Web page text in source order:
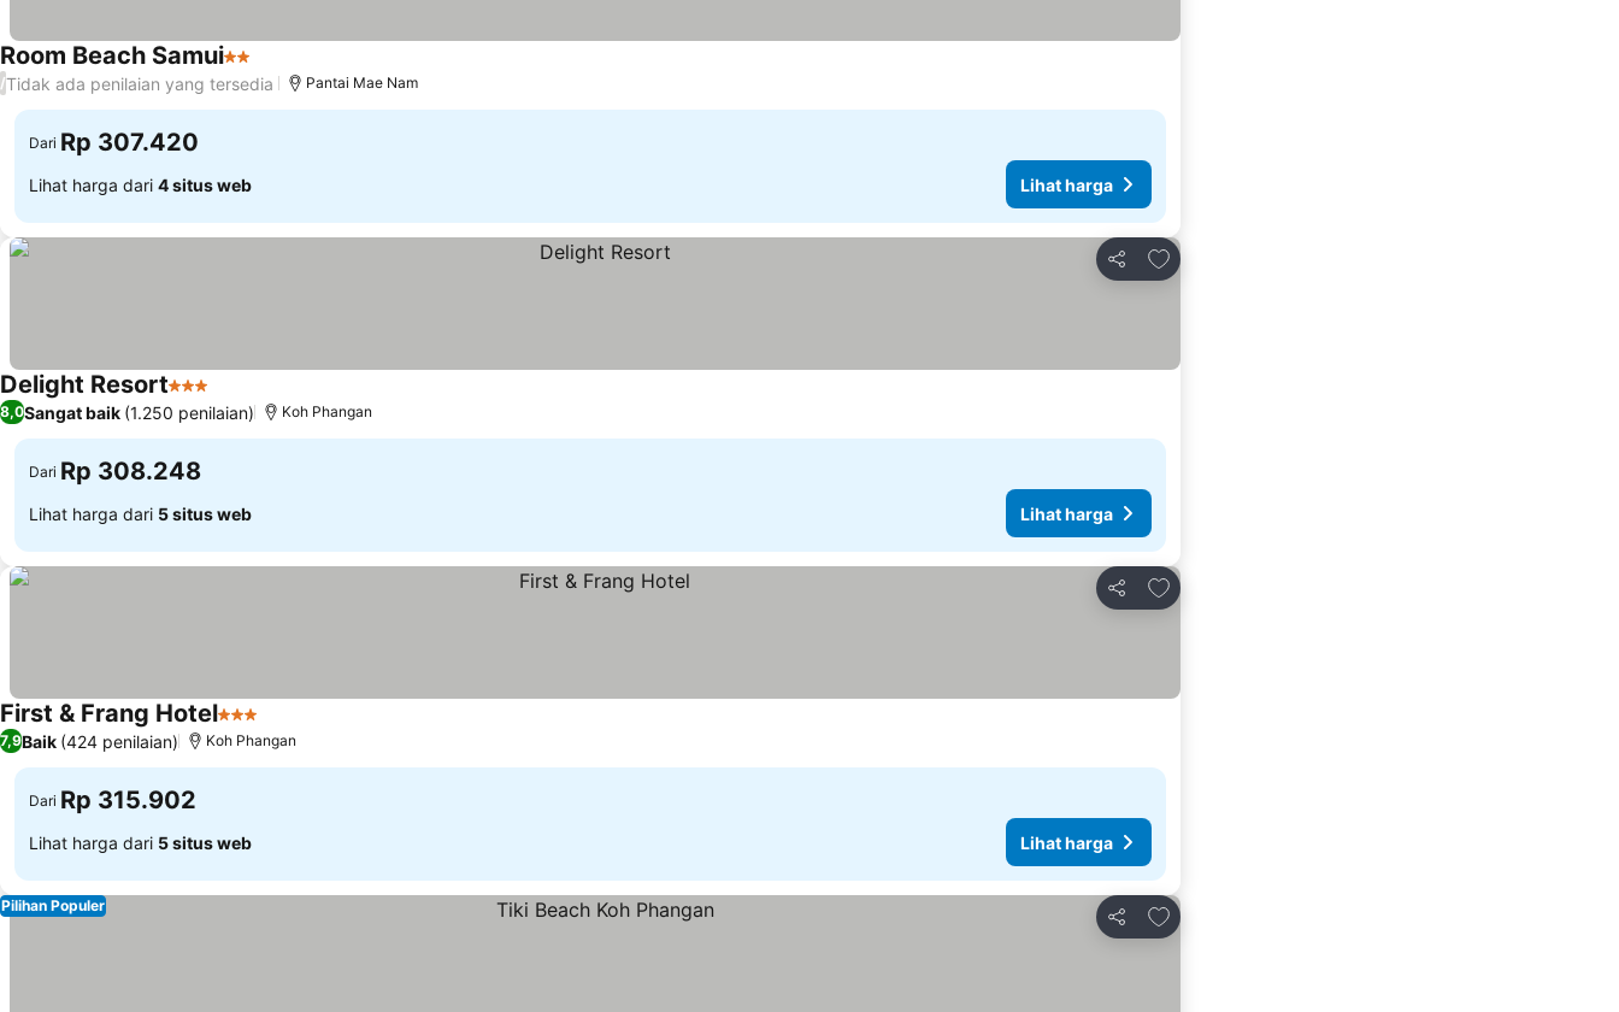
Room Beach Samui2 Bintang
/Tidak ada penilaian yang tersedia Pantai Mae Nam
Dari Rp 307.420
Lihat harga dari 4 situs web Lihat harga
Bagikan
Tambahkan ke favorit
Delight Resort3 Bintang
8,0Sangat baik (1.250 penilaian) Koh Phangan
Dari Rp 308.248
Lihat harga dari 5 situs web Lihat harga
Bagikan
Tambahkan ke favorit
First & Frang Hotel3 Bintang
7,9Baik (424 penilaian) Koh Phangan
Dari Rp 315.902
Lihat harga dari 5 situs web Lihat harga
Bagikan
Tambahkan ke favorit
Pilihan Populer